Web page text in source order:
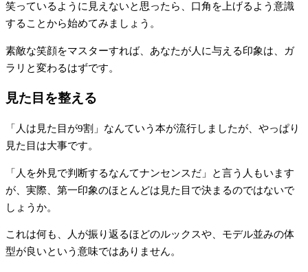
笑っているように見えないと思ったら、口角を上げるよう意識
することから始めてみましょう。
素敵な笑顔をマスターすれば、あなたが人に与える印象は、ガ
ラリと変わるはずです。
見た目を整える
「人は見た目が9割」なんていう本が流行しましたが、やっぱり
見た目は大事です。
「人を外見で判断するなんてナンセンスだ」と言う人もいます
が、実際、第一印象のほとんどは見た目で決まるのではないで
しょうか。
これは何も、人が振り返るほどのルックスや、モデル並みの体
型が良いという意味ではありません。